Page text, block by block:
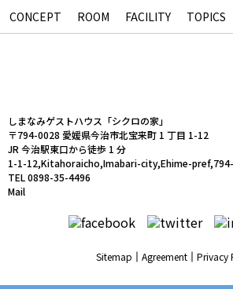
CONCEPT ROOM FACILITY TOPICS
しまなみゲストハウス「シクロの家」
〒794-0028 愛媛県今治市北宝来町 1 丁目 1-12
JR 今治駅東口から徒歩 1 分
1-1-12,Kitahoraicho,Imabari-city,Ehime-
TEL 0898-35-4496
Mail
Sitemap Agreement Privacy